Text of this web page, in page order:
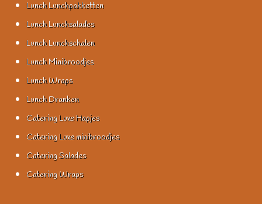
Lunch Lunchpakketten
Lunch Lunchsalades
Lunch Lunchschalen
Lunch Minibroodjes
Lunch Wraps
Lunch Dranken
Catering Luxe Hapjes
Catering Luxe minibroodjes
Catering Salades
Catering Wraps